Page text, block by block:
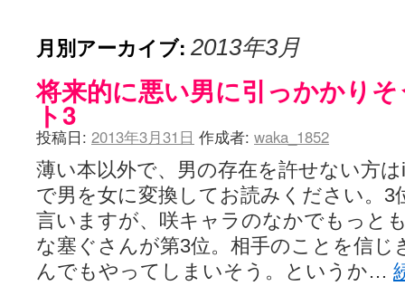
月別アーカイブ: 2013年3月
将来的に悪い男に引っかかり
ト3
投稿日: 2013年3月31日 作成者: waka_1852
薄い本以外で、男の存在を許せない方
で男を女に変換してお読みください。
言いますが、咲キャラのなかでもっと
な塞ぐさんが第3位。相手のことを信じ
んでもやってしまいそう。というか…